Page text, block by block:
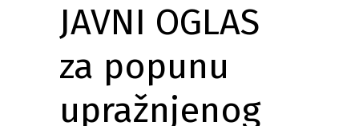
JAVNI OGLAS
za popunu
upražnjenog